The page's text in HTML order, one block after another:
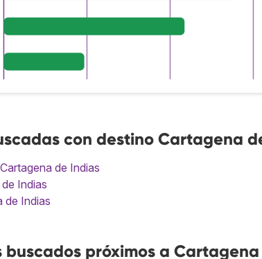
con destino Cartagena
de Indias
Indias
de Indias
buscados próximos a